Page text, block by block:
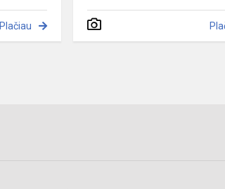
Plačiau